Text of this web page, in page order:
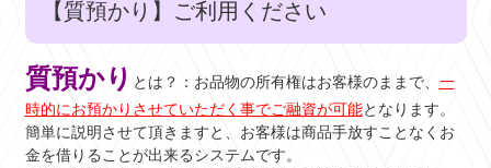
【質預かり】ご利用ください
質預かり とは？：お品物の所有権はお客様のままで、 一
時的にお預かりさせていただく事でご融資が可能となります。
簡単に説明させて頂きますと、お客様は商品手放すことなくお
金を借りることが出来るシステムです。